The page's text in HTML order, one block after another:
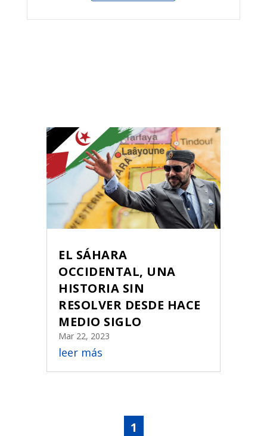
EL SÁHARA
OCCIDENTAL, UNA
HISTORIA SIN
RESOLVER DESDE HACE
MEDIO SIGLO
Mar 22, 2023
leer más
1